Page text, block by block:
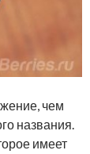
чем
названия.
имеет